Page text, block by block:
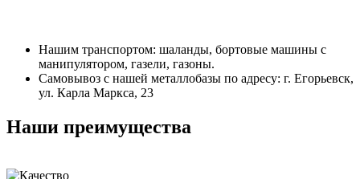
Нашим транспортом: шаланды, бортовые машины с
манипулятором, газели, газоны.
Самовывоз с нашей металлобазы по адресу: г. Егорьевск,
ул. Карла Маркса, 23
Наши преимущества